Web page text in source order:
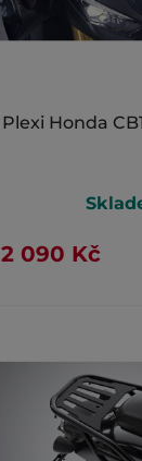
Plexi Honda
2 090 Kč